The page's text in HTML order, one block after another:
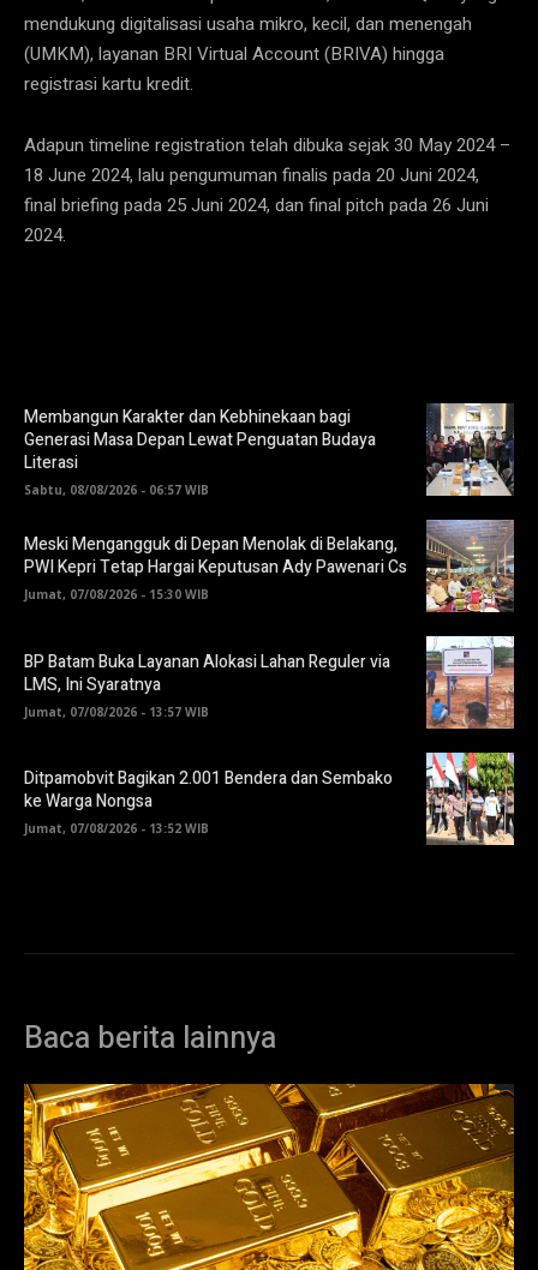
mendukung digitalisasi usaha mikro, kecil, dan menengah
(UMKM), layanan BRI Virtual Account (BRIVA) hingga
registrasi kartu kredit.
Adapun timeline registration telah dibuka sejak 30 May 2024 –
18 June 2024, lalu pengumuman finalis pada 20 Juni 2024,
final briefing pada 25 Juni 2024, dan final pitch pada 26 Juni
2024.
Membangun Karakter dan Kebhinekaan bagi
Generasi Masa Depan Lewat Penguatan Budaya
Literasi
Sabtu, 08/08/2026 - 06:57 WIB
Meski Mengangguk di Depan Menolak di Belakang,
PWI Kepri Tetap Hargai Keputusan Ady Pawenari Cs
Jumat, 07/08/2026 - 15:30 WIB
BP Batam Buka Layanan Alokasi Lahan Reguler via
LMS, Ini Syaratnya
Jumat, 07/08/2026 - 13:57 WIB
Ditpamobvit Bagikan 2.001 Bendera dan Sembako
ke Warga Nongsa
Jumat, 07/08/2026 - 13:52 WIB
Baca berita lainnya